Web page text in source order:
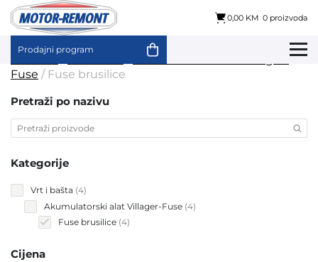
content
0,00 KM 0 proizvoda
Prodajni program
Početna Vrt i bašta
Akumulatorski alat Villager-
Fuse / Fuse brusilice
Pretraži po nazivu
Kategorije
Vrt i bašta 44
Akumulatorski alat Villager-Fuse 44
Fuse brusilice 44
Cijena